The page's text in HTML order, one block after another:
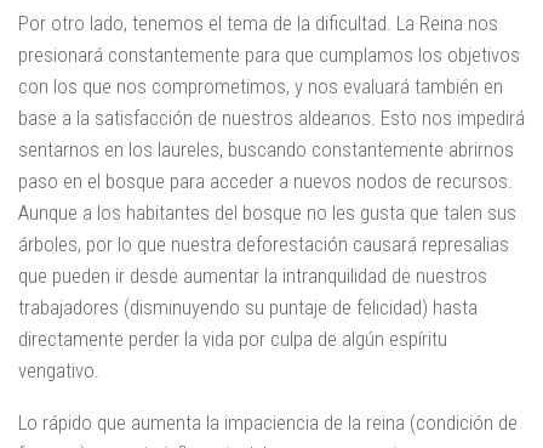
Por otro lado, tenemos el tema de la dificultad. La Reina nos
presionará constantemente para que cumplamos los objetivos
con los que nos comprometimos, y nos evaluará también en
base a la satisfacción de nuestros aldeanos. Esto nos impedirá
sentarnos en los laureles, buscando constantemente abrirnos
paso en el bosque para acceder a nuevos nodos de recursos.
Aunque a los habitantes del bosque no les gusta que talen sus
árboles, por lo que nuestra deforestación causará represalias
que pueden ir desde aumentar la intranquilidad de nuestros
trabajadores (disminuyendo su puntaje de felicidad) hasta
directamente perder la vida por culpa de algún espíritu
vengativo.
Lo rápido que aumenta la impaciencia de la reina (condición de